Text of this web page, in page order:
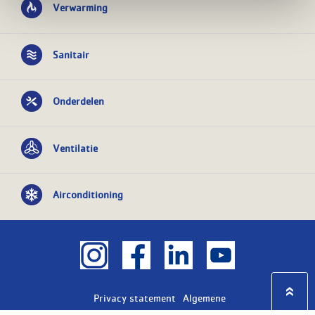
Verwarming
Sanitair
Onderdelen
Ventilatie
Airconditioning
Privacy statement
Algemene